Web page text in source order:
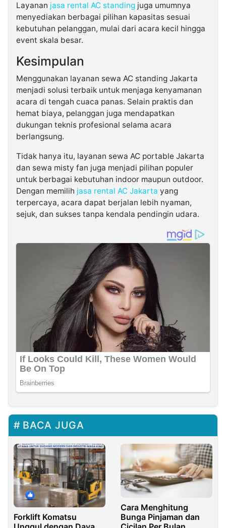
Layanan jasa rental AC standing juga umumnya
menyediakan berbagai pilihan kapasitas sesuai
kebutuhan pelanggan, mulai dari acara kecil hingga
event skala besar.
Kesimpulan
Menggunakan layanan sewa AC standing Jakarta
menjadi solusi terbaik untuk menjaga kenyamanan
acara di tengah cuaca panas. Selain praktis dan
hemat biaya, pelanggan juga mendapatkan
dukungan teknis profesional selama acara
berlangsung.
Tidak hanya itu, layanan sewa AC portable Jakarta
dan sewa misty fan juga menjadi pilihan populer
untuk berbagai kebutuhan indoor maupun outdoor.
Dengan memilih jasa rental AC Jakarta yang
terpercaya, acara dapat berjalan lebih nyaman,
sejuk, dan sukses tanpa kendala pendingin udara.
BACA JUGA
Forklift Komatsu
Cara Menghitung
Bunga Pinjaman dan